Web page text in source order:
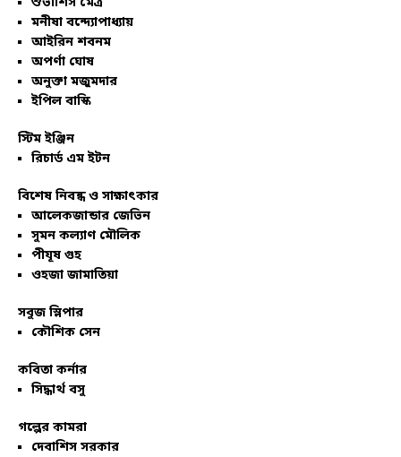
মনীষা বন্দ্যোপাধ্যায়
আইরিন শবনম
অপর্ণা ঘোষ
অনুক্তা মজুমদার
ইপিল বাস্কি
স্টিম ইঞ্জিন
রিচার্ড এম ইটন
বিশেষ নিবন্ধ ও সাক্ষাৎকার
আলেকজান্ডার জেভিন
সুমন কল্যাণ মৌলিক
পীযূষ গুহ
ওহজা জামাতিয়া
সবুজ স্লিপার
কৌশিক সেন
কবিতা কর্নার
সিদ্ধার্থ বসু
গল্পের কামরা
দেবাশিস সরকার